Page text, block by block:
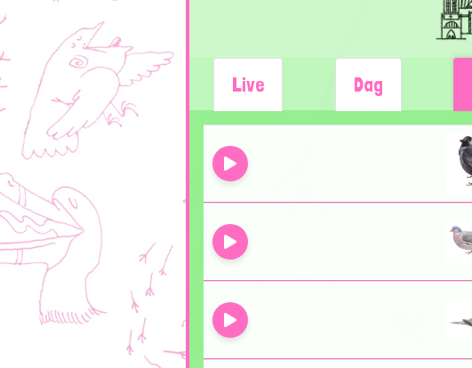
Live Dag